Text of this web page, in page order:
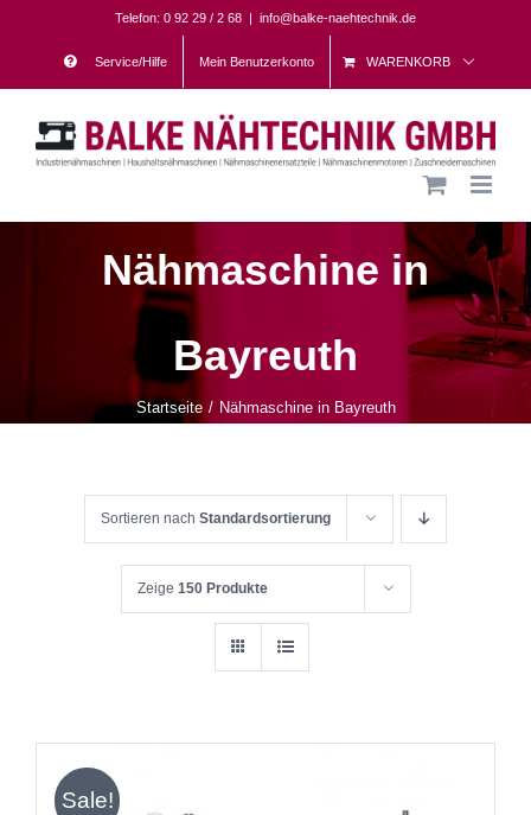
content
Telefon: 0 92 29 / 2 68 | info@balke-naehtechnik.de
Service/Hilfe Mein Benutzerkonto WARENKORB
Nähmaschine in
Bayreuth
Startseite Nähmaschine in Bayreuth
Sortieren nach Standardsortierung
Zeige 150 Produkte
Sale!